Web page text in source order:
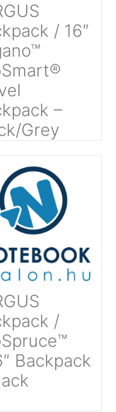
/ 16″
–
Grey
/
Backpack